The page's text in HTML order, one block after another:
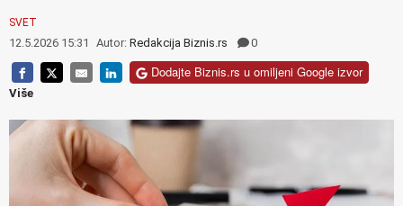
SVET
12.5.2026 15:31 Autor: Redakcija Biznis.rs 0
Dodajte Biznis.rs u omiljeni Google izvor
Više